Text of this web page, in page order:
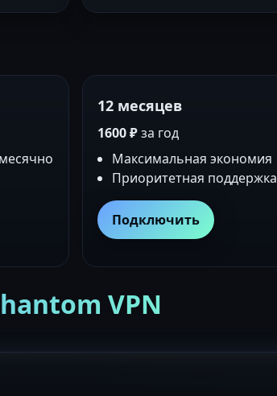
12 месяцев
1600 ₽за год
Максимальная экономия
Приоритетная поддержка
Подключить
VPN